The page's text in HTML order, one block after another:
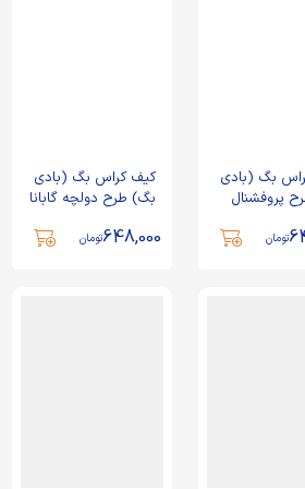
بگ (بادی
پروفشنال
تومان
کیف کراس بگ (بادی
بگ) طرح دولچه گابانا
648,000تومان